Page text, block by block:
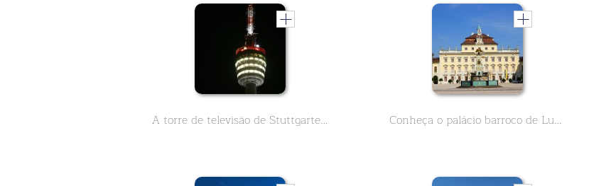
A torre de televisão de Stuttgarter, aprenda tudo o que é importante sobre a sua história. A primeira torre de televisão alemã. Conheça o palácio barroco de Ludwigsburg. O amplo jardim e o encantador jardim de contos de fadas irão inspirá-lo. Aprenda tudo em 9 lições curtas.